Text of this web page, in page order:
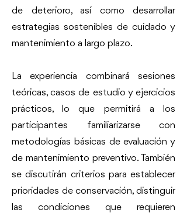
de deterioro, así como desarrollar
estrategias sostenibles de cuidado y
mantenimiento a largo plazo.
La experiencia combinará sesiones
teóricas, casos de estudio y ejercicios
prácticos, lo que permitirá a los
participantes familiarizarse con
metodologías básicas de evaluación y
de mantenimiento preventivo. También
se discutirán criterios para establecer
prioridades de conservación, distinguir
las condiciones que requieren